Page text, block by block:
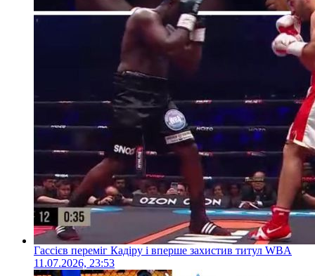
Гассієв переміг Кадіру і вперше захистив титул WBA
11.07.2026, 23:53